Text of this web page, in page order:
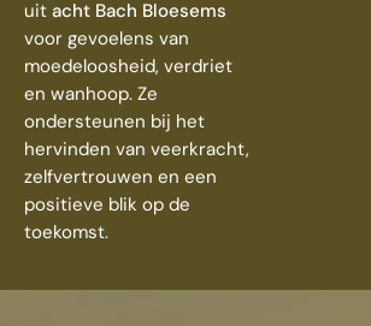
uit acht Bach Bloesems
voor gevoelens van
moedeloosheid, verdriet
en wanhoop. Ze
ondersteunen bij het
hervinden van veerkracht,
zelfvertrouwen en een
positieve blik op de
toekomst.